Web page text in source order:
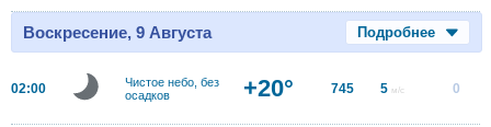
Воскресение, 9 Августа Подробнее
02:00
Чистое небо, без
осадков
+20° 745 5 м/с 0